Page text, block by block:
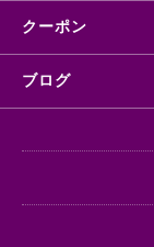
クーポン
ブログ